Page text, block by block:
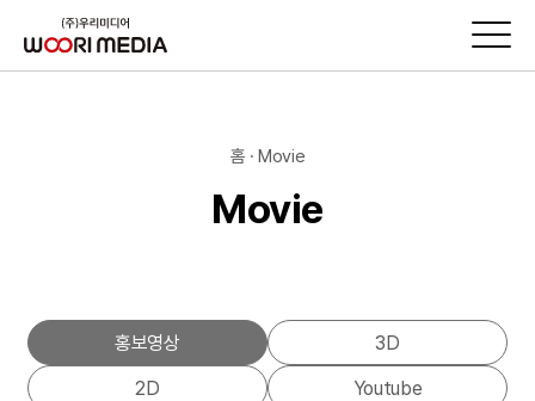
홈 · Movie
Movie
홍보영상
3D
2D
Youtube